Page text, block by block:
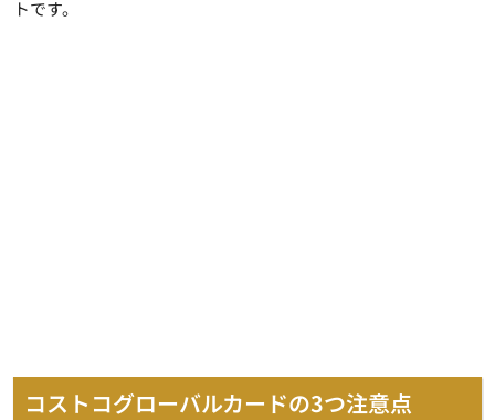
トです。
コストコグローバルカードの3つ注意点